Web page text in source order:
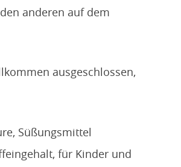
anderen auf dem
ausgeschlossen,
Süßungsmittel
für Kinder und